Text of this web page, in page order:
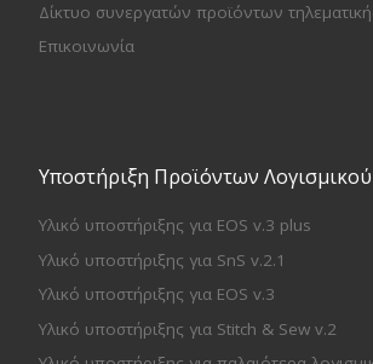
Δίκτυο συνεργατών προϊόντων
Επικοινωνία
Υποστήριξη Προϊόντων
Υλικό υποστήριξης για EOS v.3 plus
Υλικό υποστήριξης για SnS v.2.1
Υλικό υποστήριξης για EOS v.3
Υλικό υποστήριξης για Stitch & Sew v.2